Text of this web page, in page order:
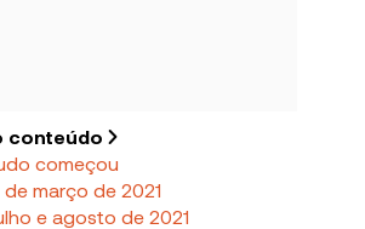
conteúdo
começou
de março de 2021
e agosto de 2021